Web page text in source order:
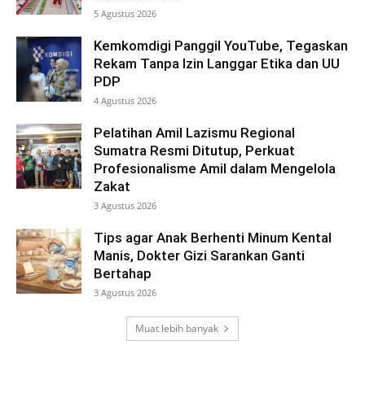
5 Agustus 2026
Kemkomdigi Panggil YouTube, Tegaskan
Rekam Tanpa Izin Langgar Etika dan UU
PDP
4 Agustus 2026
Pelatihan Amil Lazismu Regional
Sumatra Resmi Ditutup, Perkuat
Profesionalisme Amil dalam Mengelola
Zakat
3 Agustus 2026
Tips agar Anak Berhenti Minum Kental
Manis, Dokter Gizi Sarankan Ganti
Bertahap
3 Agustus 2026
Muat lebih banyak